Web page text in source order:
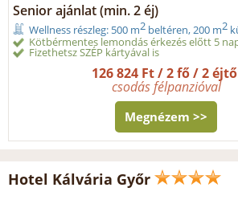
Senior ajánlat (min. 2 éj)
Wellness részleg: 500 m2 beltéren, 200 m2
Kötbérmentes lemondás érkezés előtt 5
Fizethetsz SZÉP kártyával is
126 824 Ft / 2 fő / 2
csodás félpanzióval
Megnézem >>
Hotel Kálvária Győr